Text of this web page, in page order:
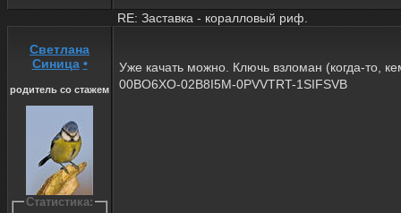
RE: Заставка - коралловый риф.
Светлана
Синица •
родитель со стажем
Статистика:
Уже качать можно. Ключь взломан (когда-то,
00BO6XO-02B8I5M-0PVVTRT-1SIFSVB